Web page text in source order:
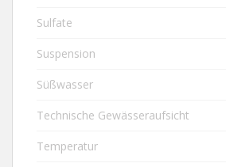
Sulfate
Suspension
Süßwasser
Technische Gewässeraufsicht
Temperatur